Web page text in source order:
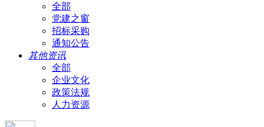
全部
党建之窗
招标采购
通知公告
其他资讯
全部
企业文化
政策法规
人力资源